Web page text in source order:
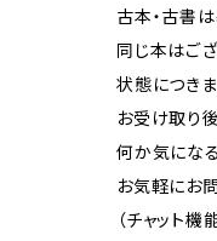
古本・古書
同じ本はござ
状態につき
お受け取り
何か気にな
お気軽にお
（チャット